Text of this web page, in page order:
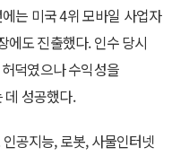
는 미국 4위 모바일 사업자
에도 진출했다. 인수 당시
덕였으나 수익성을
데 성공했다.
공지능, 로봇, 사물인터넷